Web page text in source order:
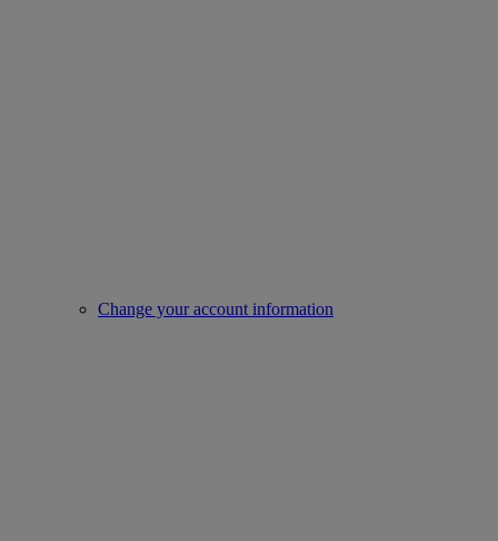
Change your account information